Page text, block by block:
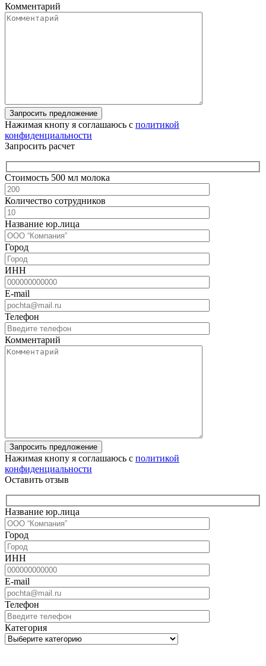
Комментарий
Запросить предложение
Нажимая кнопу я соглашаюсь с политикой
конфиденциальности
Запросить расчет
Стоимость 500 мл молока
Количество сотрудников
Название юр.лица
Город
ИНН
E-mail
Телефон
Комментарий
Запросить предложение
Нажимая кнопу я соглашаюсь с политикой
конфиденциальности
Оставить отзыв
Название юр.лица
Город
ИНН
E-mail
Телефон
Категория